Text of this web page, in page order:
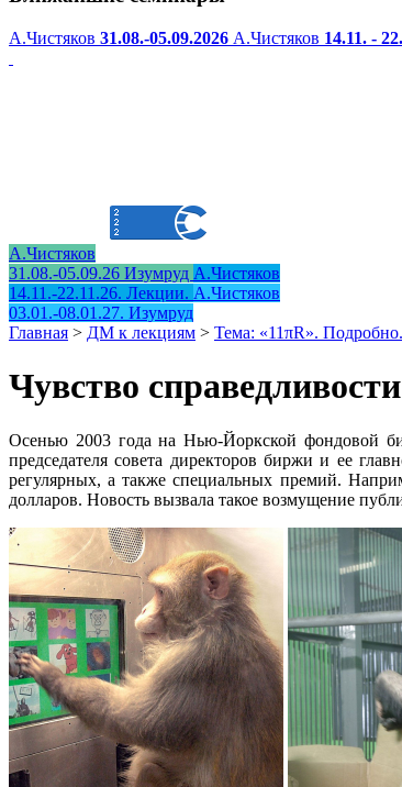
А.Чистяков 31.08.-05.09.2026 А.Чистяков 14.11. -
А.Чистяков
31.08.-05.09.26 Изумруд А.Чистяков
14.11.-22.11.26. Лекции. А.Чистяков
03.01.-08.01.27. Изумруд
Главная > ДМ к лекциям > Тема: «11πR». Подробно.
Чувство
Осенью 2003 года на Нью-Йоркской фондовой
председателя совета директоров биржи и ее
регулярных, а также специальных премий.
долларов. Новость вызвала такое возмущение